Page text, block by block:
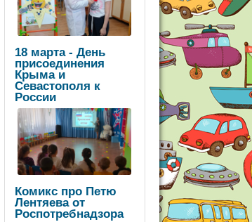
18 марта - День
присоединения
Крыма и
Севастополя к
России
Комикс про Петю
Лентяева от
Роспотребнадзора